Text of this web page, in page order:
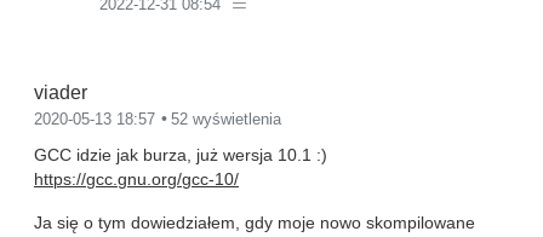
2022-12-31 08:54
viader
2020-05-13 18:57 52 wyświetlenia
GCC idzie jak burza, już wersja 10.1 :)
https://gcc.gnu.org/gcc-10/
Ja się o tym dowiedziałem, gdy moje nowo skompilowane